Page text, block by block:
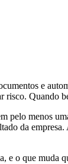
e
Quando
pelo menos
da
o que muda